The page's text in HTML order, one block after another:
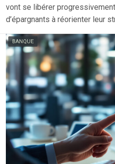
vont se libérer
d’épargnants à réorienter leur
BANQUE